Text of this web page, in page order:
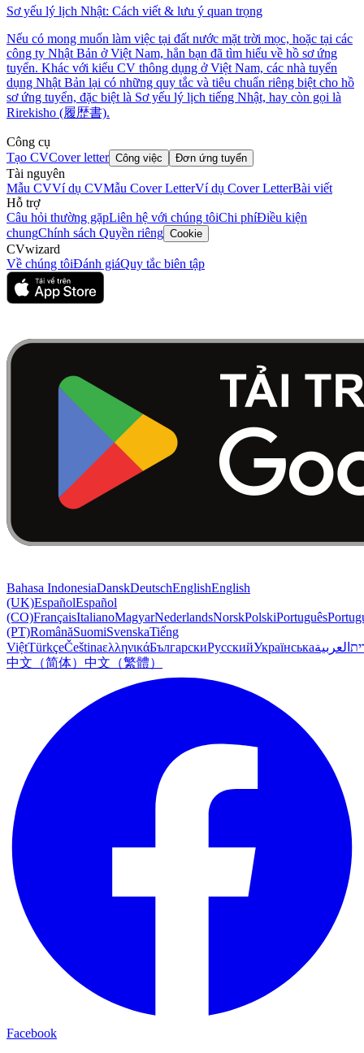
Sơ yếu lý lịch Nhật: Cách viết & lưu ý quan trọng
Nếu có mong muốn làm việc tại đất nước mặt trời mọc, hoặc tại các
công ty Nhật Bản ở Việt Nam, hẳn bạn đã tìm hiểu về hồ sơ ứng
tuyển. Khác với kiểu CV thông dụng ở Việt Nam, các nhà tuyển
dụng Nhật Bản lại có những quy tắc và tiêu chuẩn riêng biệt cho hồ
sơ ứng tuyển, đặc biệt là Sơ yếu lý lịch tiếng Nhật, hay còn gọi là
Rirekisho (履歴書).
Công cụ
Tạo CVCover letter Công việc Đơn ứng tuyển
Tài nguyên
Mẫu CVVí dụ CVMẫu Cover LetterVí dụ Cover LetterBài viết
Hỗ trợ
Câu hỏi thường gặpLiên hệ với chúng tôiChi phíĐiều kiện
chungChính sách Quyền riêng Cookie
CVwizard
Về chúng tôiĐánh giáQuy tắc biên tập
Bahasa IndonesiaDanskDeutschEnglishEnglish
(UK)EspañolEspañol
(CO)FrançaisItalianoMagyarNederlandsNorskPolskiPortuguês
(PT)RomânăSuomiSvenskaTiếng
ViệtTürkçeČeštinaελληνικάБългарскиРусскийУкраїнськаالعربية
中文（简体） 中文（繁體）
Facebook